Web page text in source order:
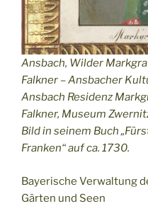
Ansbach, Wilder
Falkner – Ansbacher
Ansbach Residenz
Falkner, Museum
Bild in seinem Buch
Franken“ auf ca. 1730.
Bayerische Verwaltung
Gärten und Seen